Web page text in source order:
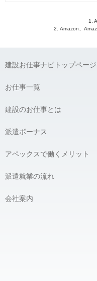
1.
2. Amazon、
建設お仕事ナビトップページ
お仕事一覧
建設のお仕事とは
派遣ボーナス
アペックスで働くメリット
派遣就業の流れ
会社案内